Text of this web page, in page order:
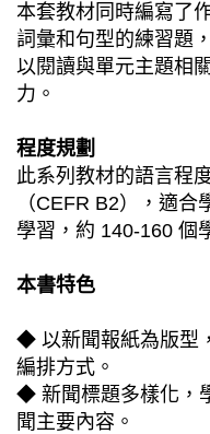
本套教材同時編寫了
詞彙和句型的練習題
以閱讀與單元主題相
力。
程度規劃
此系列教材的語言程
（CEFR B2），適
學習，約 140-160 個
本書特色
◆ 以新聞報紙為版型
編排方式。
◆ 新聞標題多樣化，
聞主要內容。